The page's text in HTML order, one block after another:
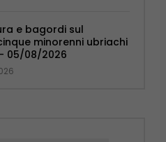
e bagordi sul
minorenni ubriachi
05/08/2026